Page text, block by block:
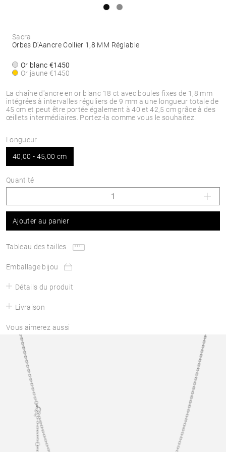
La chaîne d'ancre en or blanc 18 ct avec boules fixes de 1,8 mm
intégrées à intervalles réguliers de 9 mm a une longueur totale de
45 cm et peut être portée également à 40 et 42,5 cm grâce à des
œillets intermédiaires. Portez-la comme vous le souhaitez.
Sacra
Orbes D'Aancre Collier 1,8 MM Réglable
Or blanc€1450
Or jaune€1450
Longueur
40,00 - 45,00 cm
Quantité
Ajouter au panier
Tableau des tailles
Emballage bijou
Détails du produit
Livraison
Vous aimerez aussi